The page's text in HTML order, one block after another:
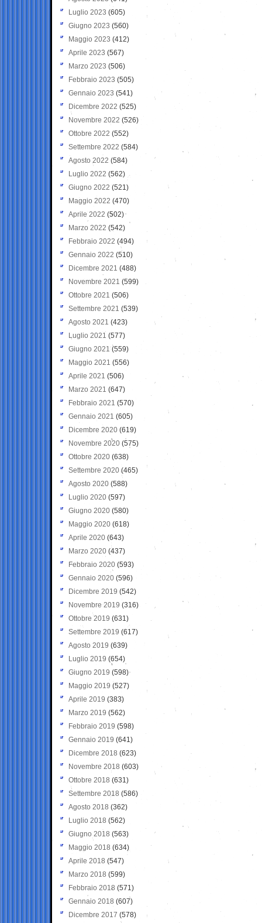
Luglio 2023 (605)
Giugno 2023 (560)
Maggio 2023 (412)
Aprile 2023 (567)
Marzo 2023 (506)
Febbraio 2023 (505)
Gennaio 2023 (541)
Dicembre 2022 (525)
Novembre 2022 (526)
Ottobre 2022 (552)
Settembre 2022 (584)
Agosto 2022 (584)
Luglio 2022 (562)
Giugno 2022 (521)
Maggio 2022 (470)
Aprile 2022 (502)
Marzo 2022 (542)
Febbraio 2022 (494)
Gennaio 2022 (510)
Dicembre 2021 (488)
Novembre 2021 (599)
Ottobre 2021 (506)
Settembre 2021 (539)
Agosto 2021 (423)
Luglio 2021 (577)
Giugno 2021(559)
Maggio 2021 (556)
Aprile 2021 (506)
Marzo 2021 (647)
Febbraio 2021 (570)
Gennaio 2021 (605)
Dicembre 2020 (619)
Novembre 2020 (575)
Ottobre 2020 (638)
Settembre 2020(465)
Agosto 2020 (588)
Luglio 2020 (597)
Giugno 2020 (580)
Maggio 2020 (618)
Aprile 2020 (643)
Marzo 2020 (437)
Febbraio 2020 (593)
Gennaio 2020 (596)
Dicembre 2019 (542)
Novembre 2019 (316)
Ottobre 2019 (631)
Settembre 2019 (617)
Agosto 2019 (639)
Luglio 2019 (654)
Giugno 2019 (598)
Maggio 2019 (527)
Aprile 2019 (383)
Marzo 2019 (562)
Febbraio 2019 (598)
Gennaio 2019 (641)
Dicembre 2018 (623)
Novembre 2018 (603)
Ottobre 2018 (631)
Settembre 2018 (586)
Agosto 2018 (362)
Luglio 2018 (562)
Giugno 2018 (563)
Maggio 2018 (634)
Aprile 2018 (547)
Marzo 2018 (599)
Febbraio 2018 (571)
Gennaio 2018 (607)
Dicembre 2017 (578)